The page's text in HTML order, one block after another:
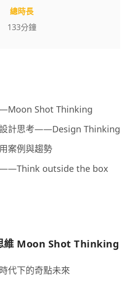
總時長
133分鐘
Shot Thinking
計思考——Design Thinking
案例與趨勢
——Think outside the box
維 Moon Shot Thinking
代下的奇點未來